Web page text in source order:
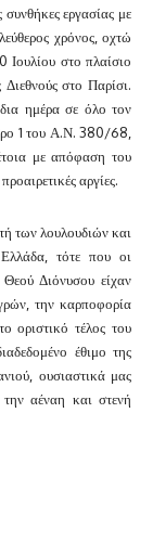
εργασίας με
χρόνος, οχτώ
Ιουλίου στο πλαίσιο
Διεθνούς στο Παρίσι.
ημέρα σε όλο τον
1 του Α.Ν. 380/68,
με απόφαση του
αργίες.
των λουλουδιών και
τότε που οι
Διόνυσου είχαν
την καρποφορία
οριστικό τέλος του
έθιμο της
ουσιαστικά μας
αέναη και στενή